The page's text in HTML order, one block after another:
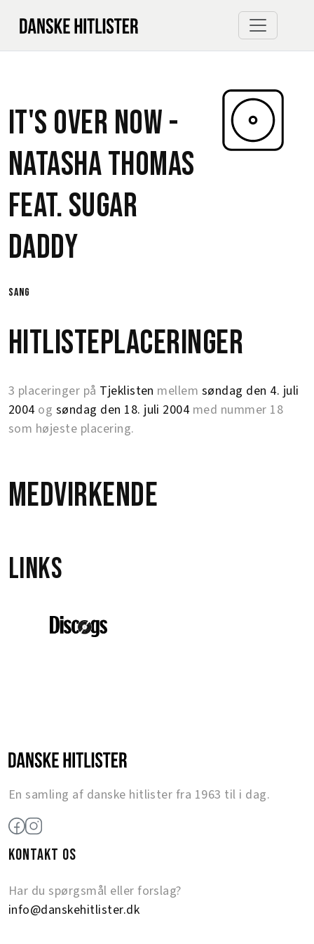
It's Over Now -
Natasha Thomas
feat.Sugar
Daddy
sang
Hitlisteplaceringer
3 placeringer på Tjeklisten mellem søndag den 4. juli
2004 og søndag den 18. juli 2004 med nummer 18
som højeste placering.
Medvirkende
Links
En samling af danske hitlister fra 1963 til i dag.
KONTAKT OS
Har du spørgsmål eller forslag?
info@danskehitlister.dk